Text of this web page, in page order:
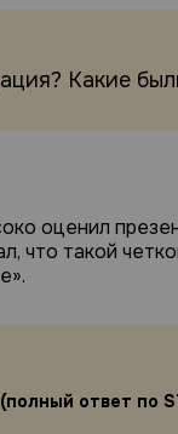
Какие
оценил
что такой
ответ по